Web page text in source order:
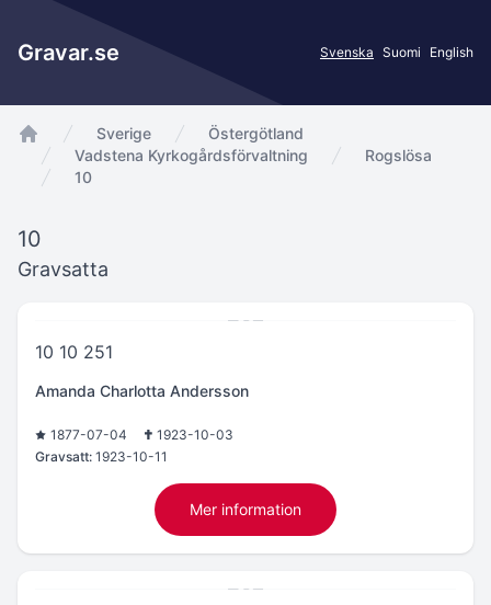
Gravar.se Svenska Suomi English
app.Start
Sverige
Östergötland
Vadstena Kyrkogårdsförvaltning
Rogslösa
10
10
Gravsatta
10 10 251
Amanda Charlotta Andersson
1877-07-04
1923-10-03
Gravsatt: 1923-10-11
Mer information